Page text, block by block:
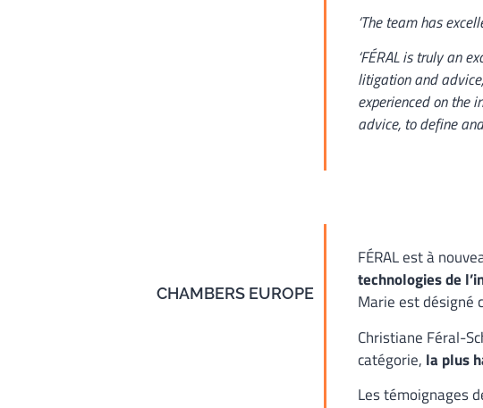
‘The team has
‘FÉRAL is truly an
litigation and
experienced on the
advice, to define
CHAMBERS EUROPE
FÉRAL est à
technologies de
Marie est désigné
Christiane Féral-
catégorie, la plus
Les témoignages